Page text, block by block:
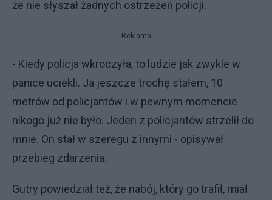
że nie słyszał żadnych ostrzeżeń policji.
Reklama
- Kiedy policja wkroczyła, to ludzie jak zwykle w
panice uciekli. Ja jeszcze trochę stałem, 10
metrów od policjantów i w pewnym momencie
nikogo już nie było. Jeden z policjantów strzelił do
mnie. On stał w szeregu z innymi - opisywał
przebieg zdarzenia.
Gutry powiedział też, że nabój, który go trafił, miał